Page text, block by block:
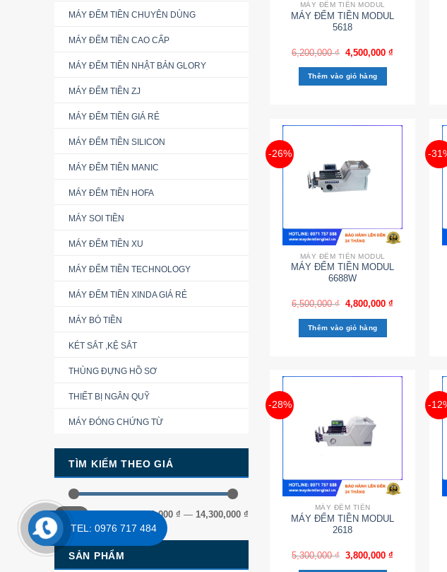
MÁY ĐẾM TIỀN CHUYÊN DÙNG
MÁY ĐẾM TIỀN CAO CẤP
MÁY ĐẾM TIỀN NHẬT BẢN GLORY
MÁY ĐẾM TIỀN ZJ
MÁY ĐẾM TIỀN GIÁ RẺ
MÁY ĐẾM TIỀN SILICON
MÁY ĐẾM TIỀN MANIC
MÁY ĐẾM TIỀN HOFA
MÁY SOI TIỀN
MÁY ĐẾM TIỀN XU
MÁY ĐẾM TIỀN TECHNOLOGY
MÁY ĐẾM TIỀN XINDA GIÁ RẺ
MÁY BÓ TIỀN
KÉT SẮT ,KỆ SẮT
THÙNG ĐỰNG HỒ SƠ
THIẾT BỊ NGÂN QUỸ
MÁY ĐÓNG CHỨNG TỪ
TÌM KIẾM THEO GIÁ
Giá
thấp
nhất
Giá
cao
nhất
Lọc 2,150,000 ₫ — 14,300,000 ₫
SẢN PHẨM
MÁY ĐẾM TIỀN MODUL
MÁY ĐẾM TIỀN MODUL
5618
6,200,000₫ 4,500,000₫
Thêm vào giỏ hàng
-26%
MÁY ĐẾM TIỀN MODUL
MÁY ĐẾM TIỀN MODUL
6688W
6,500,000₫ 4,800,000₫
Thêm vào giỏ hàng
-
-28%
MÁY ĐẾM TIỀN
MÁY ĐẾM TIỀN MODUL
2618
5,300,000₫ 3,800,000₫
-
TEL: 0976 717 484